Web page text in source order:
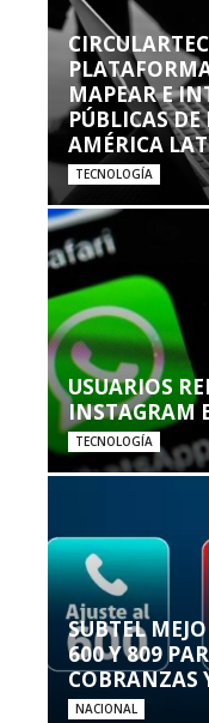
MAPEAR E
PÚBLICAS
AMÉRICA
TECNOLOGÍA
USUARIOS
INSTAGRAM
TECNOLOGÍA
SUBTEL
600 Y 809
COBRANZAS
NACIONAL